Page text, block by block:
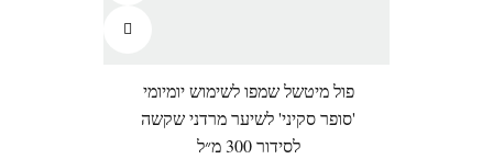
פול מיטשל שמפו לשימוש יומיומי
'סופר סקיני' לשיער מרדני שקשה
לסידור 300 מ״ל